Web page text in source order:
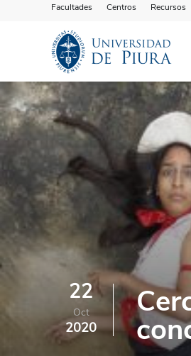
Facultades Centros Recursos
22
Oct
2020